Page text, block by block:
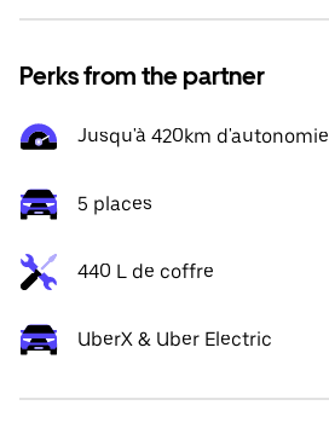
Perks from the partner
Jusqu'à 420km d'autonomie
5 places
440 L de coffre
UberX & Uber Electric